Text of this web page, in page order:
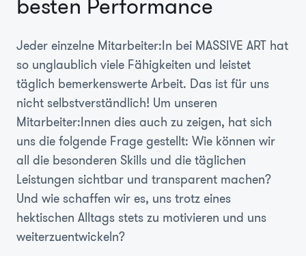
Branchen
Karriere
Über Uns
Jeder einzelne Mitarbeiter:In bei MASSIVE ART hat
so unglaublich viele Fähigkeiten und leistet
täglich bemerkenswerte Arbeit. Das ist für uns
nicht selbstverständlich! Um unseren
Mitarbeiter:Innen dies auch zu zeigen, hat sich
uns die folgende Frage gestellt: Wie können wir
all die besonderen Skills und die täglichen
Leistungen sichtbar und transparent machen?
Und wie schaffen wir es, uns trotz eines
hektischen Alltags stets zu motivieren und uns
weiterzuentwickeln?